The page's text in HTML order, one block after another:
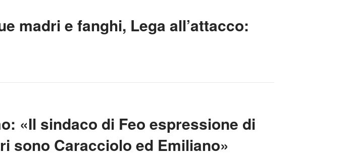
madri e fanghi, Lega all’attacco:
«Il sindaco di Feo espressione di
sono Caracciolo ed Emiliano»